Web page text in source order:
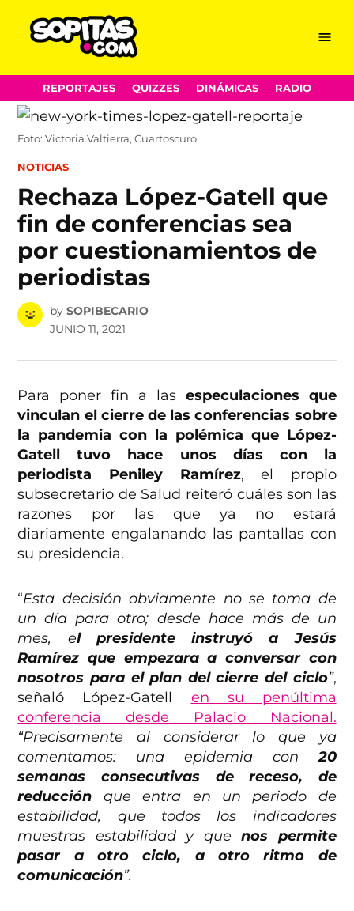
Skip
to
content
Menu
REPORTAJES QUIZZES DINÁMICAS RADIO
Foto: Victoria Valtierra, Cuartoscuro.
POSTED
NOTICIAS
Rechaza López-Gatell que
fin de conferencias sea
por cuestionamientos de
periodistas
by SOPIBECARIO
JUNIO 11, 2021
Para poner fin a las especulaciones que
vinculan el cierre de las conferencias sobre
la pandemia con la polémica que López-
Gatell tuvo hace unos días con la
periodista Peniley Ramírez, el propio
subsecretario de Salud reiteró cuáles son las
razones por las que ya no estará
diariamente engalanando las pantallas con
su presidencia.
“Esta decisión obviamente no se toma de
un día para otro; desde hace más de un
mes, el presidente instruyó a Jesús
Ramírez que empezara a conversar con
nosotros para el plan del cierre del ciclo”,
señaló López-Gatell en su penúltima
conferencia desde Palacio Nacional.
“Precisamente al considerar lo que ya
comentamos: una epidemia con20
semanas consecutivas de receso, de
reducción que entra en un periodo de
estabilidad, que todos los indicadores
muestras estabilidad y que nos permite
pasar a otro ciclo, a otro ritmo de
comunicación”.